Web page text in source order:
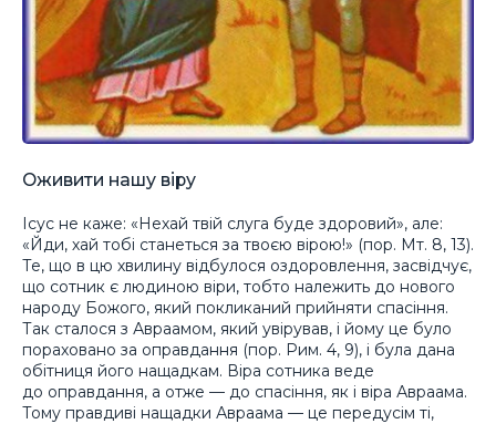
Оживити нашу віру
Ісус не каже: «Нехай твій слуга буде здоровий», але:
«Йди, хай тобі станеться за твоєю вірою!» (пор. Мт. 8, 13).
Те, що в цю хвилину відбулося оздоровлення, засвідчує,
що сотник є людиною віри, тобто належить до нового
народу Божого, який покликаний прийняти спасіння.
Так сталося з Авраамом, який увірував, і йому це було
пораховано за оправдання (пор. Рим. 4, 9), і була дана
обітниця його нащадкам. Віра сотника веде
до оправдання, а отже — до спасіння, як і віра Авраама.
Тому правдиві нащадки Авраама — це передусім ті,